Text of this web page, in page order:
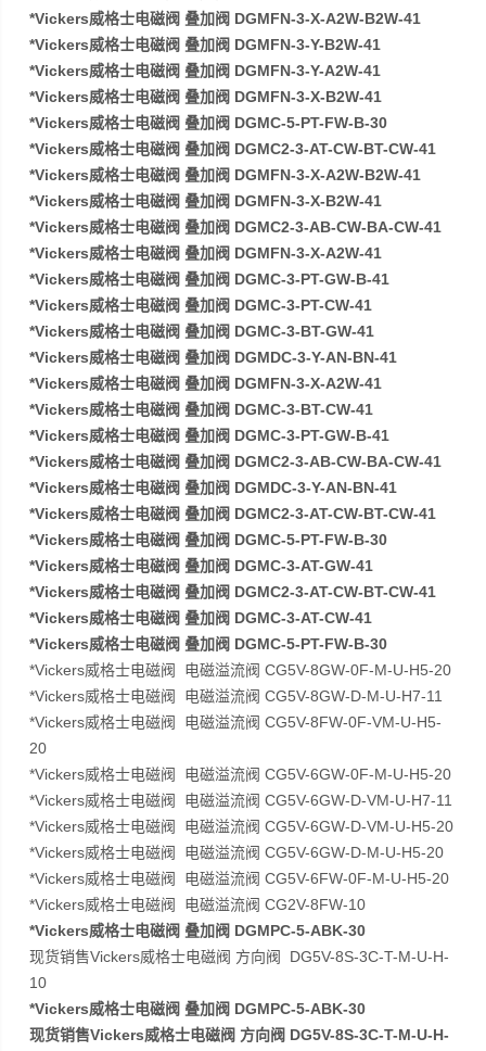
*Vickers威格士电磁阀 叠加阀 DGMFN-3-X-A2W-B2W-41
*Vickers威格士电磁阀 叠加阀 DGMFN-3-Y-B2W-41
*Vickers威格士电磁阀 叠加阀 DGMFN-3-Y-A2W-41
*Vickers威格士电磁阀 叠加阀 DGMFN-3-X-B2W-41
*Vickers威格士电磁阀 叠加阀 DGMC-5-PT-FW-B-30
*Vickers威格士电磁阀 叠加阀 DGMC2-3-AT-CW-BT-CW-41
*Vickers威格士电磁阀 叠加阀 DGMFN-3-X-A2W-B2W-41
*Vickers威格士电磁阀 叠加阀 DGMFN-3-X-B2W-41
*Vickers威格士电磁阀 叠加阀 DGMC2-3-AB-CW-BA-CW-41
*Vickers威格士电磁阀 叠加阀 DGMFN-3-X-A2W-41
*Vickers威格士电磁阀 叠加阀 DGMC-3-PT-GW-B-41
*Vickers威格士电磁阀 叠加阀 DGMC-3-PT-CW-41
*Vickers威格士电磁阀 叠加阀 DGMC-3-BT-GW-41
*Vickers威格士电磁阀 叠加阀 DGMDC-3-Y-AN-BN-41
*Vickers威格士电磁阀 叠加阀 DGMFN-3-X-A2W-41
*Vickers威格士电磁阀 叠加阀 DGMC-3-BT-CW-41
*Vickers威格士电磁阀 叠加阀 DGMC-3-PT-GW-B-41
*Vickers威格士电磁阀 叠加阀 DGMC2-3-AB-CW-BA-CW-41
*Vickers威格士电磁阀 叠加阀 DGMDC-3-Y-AN-BN-41
*Vickers威格士电磁阀 叠加阀 DGMC2-3-AT-CW-BT-CW-41
*Vickers威格士电磁阀 叠加阀 DGMC-5-PT-FW-B-30
*Vickers威格士电磁阀 叠加阀 DGMC-3-AT-GW-41
*Vickers威格士电磁阀 叠加阀 DGMC2-3-AT-CW-BT-CW-41
*Vickers威格士电磁阀 叠加阀 DGMC-3-AT-CW-41
*Vickers威格士电磁阀 叠加阀 DGMC-5-PT-FW-B-30
*Vickers威格士电磁阀 电磁溢流阀 CG5V-8GW-0F-M-U-H5-20
*Vickers威格士电磁阀 电磁溢流阀 CG5V-8GW-D-M-U-H7-11
*Vickers威格士电磁阀 电磁溢流阀 CG5V-8FW-0F-VM-U-H5-
20
*Vickers威格士电磁阀 电磁溢流阀 CG5V-6GW-0F-M-U-H5-20
*Vickers威格士电磁阀 电磁溢流阀 CG5V-6GW-D-VM-U-H7-11
*Vickers威格士电磁阀 电磁溢流阀 CG5V-6GW-D-VM-U-H5-20
*Vickers威格士电磁阀 电磁溢流阀 CG5V-6GW-D-M-U-H5-20
*Vickers威格士电磁阀 电磁溢流阀 CG5V-6FW-0F-M-U-H5-20
*Vickers威格士电磁阀 电磁溢流阀 CG2V-8FW-10
*Vickers威格士电磁阀 叠加阀 DGMPC-5-ABK-30
现货销售Vickers威格士电磁阀 方向阀 DG5V-8S-3C-T-M-U-H-
10
*Vickers威格士电磁阀 叠加阀 DGMPC-5-ABK-30
现货销售Vickers威格士电磁阀 方向阀 DG5V-8S-3C-T-M-U-H-